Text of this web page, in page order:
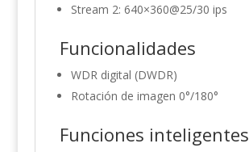
Stream 2: 640×360@25/30 ips
Funcionalidades
WDR digital (DWDR)
Rotación de imagen 0°/180°
Funciones inteligentes